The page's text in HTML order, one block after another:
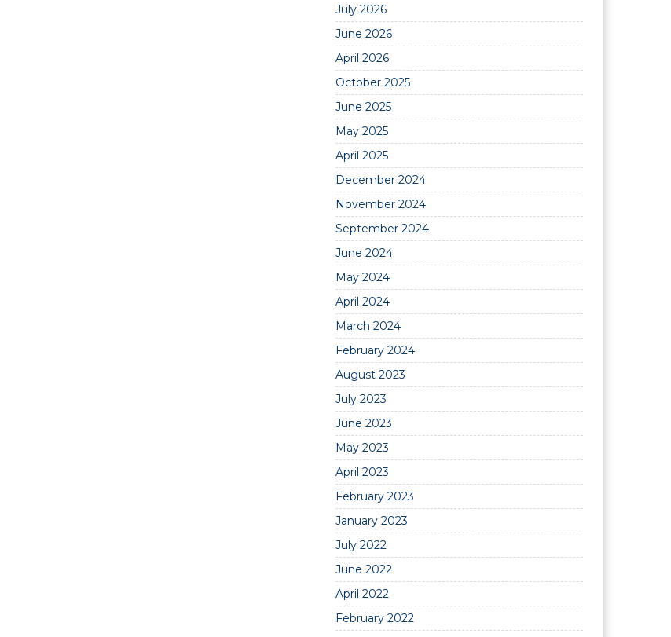
July 2026
June 2026
April 2026
October 2025
June 2025
May 2025
April 2025
December 2024
November 2024
September 2024
June 2024
May 2024
April 2024
March 2024
February 2024
August 2023
July 2023
June 2023
May 2023
April 2023
February 2023
January 2023
July 2022
June 2022
April 2022
February 2022